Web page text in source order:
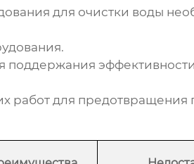
для очистки воды
поддержания
работ для предотвращения